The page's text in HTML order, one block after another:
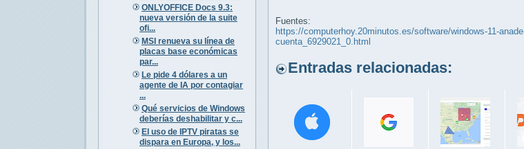
ONLYOFFICE Docs 9.3:
nueva versión de la suite
ofi...
MSI renueva su línea de
placas base económicas
par...
Le pide 4 dólares a un
agente de IA por contagiar
...
Qué servicios de Windows
deberías deshabilitar y c...
El uso de IPTV piratas se
dispara en Europa, y los...
Fuentes:
https://computerhoy.20minutos.es/software/windows-11-
cuenta_6929021_0.html
Entradas relacionadas: